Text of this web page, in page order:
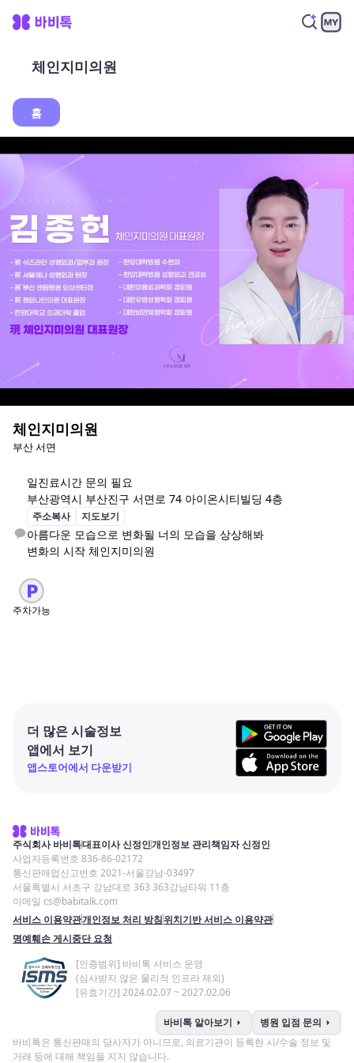
체인지미의원
홈
체인지미의원
부산 서면
일진료시간 문의 필요
부산광역시 부산진구 서면로 74 아이온시티빌딩 4층
주소복사 지도보기
아름다운 모습으로 변화될 너의 모습을 상상해봐
변화의 시작 체인지미의원
주차가능
더 많은 시술정보
앱에서 보기
앱스토어에서 다운받기
주식회사 바비톡대표이사 신정인개인정보 관리책임자 신정인
사업자등록번호 836-86-02172
통신판매업신고번호 2021-서울강남-03497
서울특별시 서초구 강남대로 363 363강남타워 11층
이메일 cs@babitalk.com
서비스 이용약관개인정보 처리 방침위치기반 서비스 이용약관
명예훼손 게시중단 요청
[인증범위] 바비톡 서비스 운영
(심사받지 않은 물리적 인프라 제외)
[유효기간] 2024.02.07 ~ 2027.02.06
바비톡 알아보기 arrow_right 병원 입점 문의 arrow_right
바비톡은 통신판매의 당사자가 아니므로, 의료기관이 등록한 시/수술 정보 및
거래 등에 대해 책임을 지지 않습니다.